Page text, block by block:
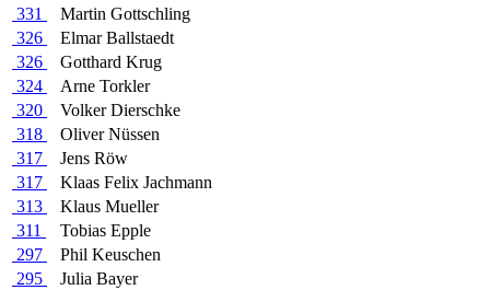
331
Martin Gottschling
326
Elmar Ballstaedt
326
Gotthard Krug
324
Arne Torkler
320
Volker Dierschke
318
Oliver Nüssen
317
Jens Röw
317
Klaas Felix Jachmann
313
Klaus Mueller
311
Tobias Epple
297
Phil Keuschen
295
Julia Bayer